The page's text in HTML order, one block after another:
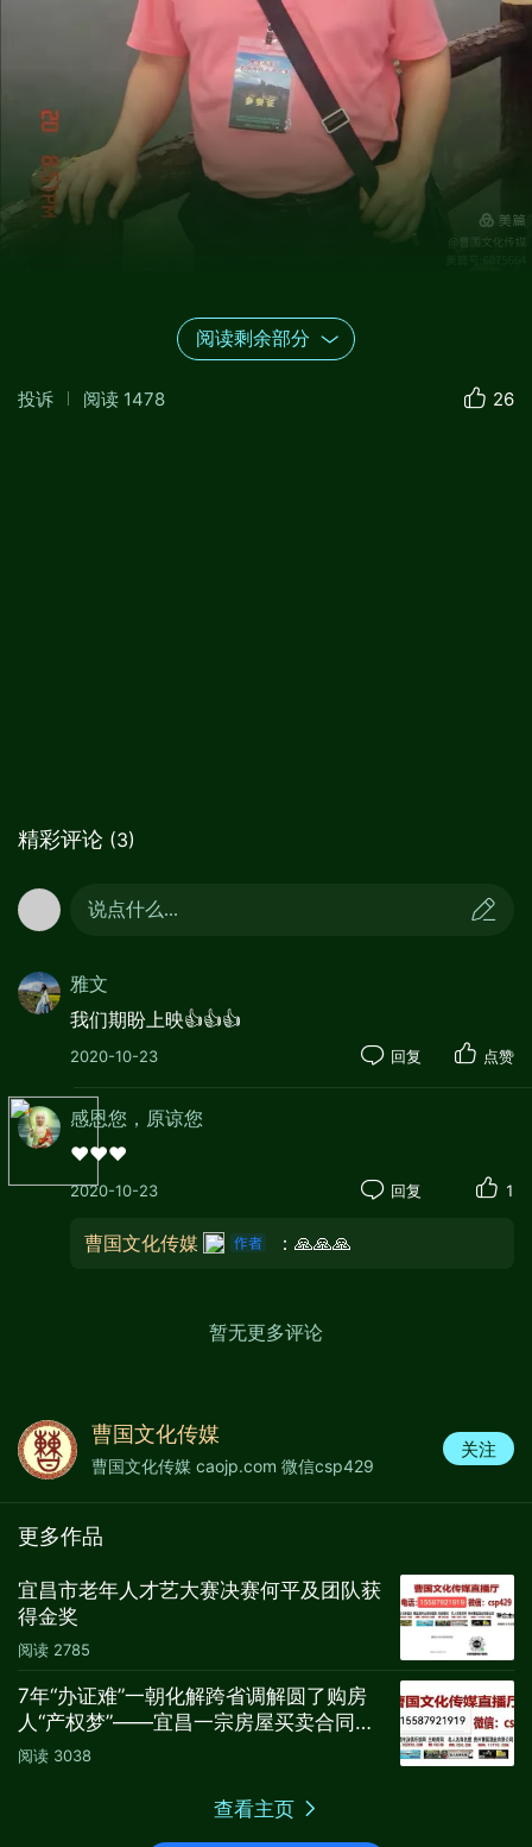
协第六届委员、省作协文学百人工程成员、省文艺
外版》《21世纪年度散文选》《中国美文21世纪十
萃》及江苏、河南多省高考试卷。翻译有《肯尼迪
湾》等20部，其中《谁杀了潘巾莲》全网院线播
映，收视1亿+，《走进山楂树之恋》获中国电视艺
术协会金奖，《五百米八百米》获2016年第四届温
届法国维苏尔国际电影节最佳影片“金马车奖”及巴黎
语言学院奖。
电影《桃花鱼》主要讲述的是家境贫寒的曾想鱼，
因家庭变故与情感破裂从而堕落。直到2015年国家
开始精准扶贫，曾想鱼被定为省级贫困村的贫困
户，在电视台主持人刘颖结对帮扶下，依靠政策，
通过自家农家乐脱贫摘帽，并想办法带领邻居致
富。该影片由懿合鼎影视文化传媒（湖北）有限公
阅读剩余部分
投诉 阅读 1478 26
精彩评论 (3)
说点什么...
雅文
我们期盼上映👍👍👍
2020-10-23 回复 点赞
感恩您，原谅您
❤️❤️❤️
2020-10-23 回复 1
曹国文化传媒 ：🙏🙏🙏
暂无更多评论
曹国文化传媒
曹国文化传媒 caojp.com 微信csp429
关注
更多作品
宜昌市老年人才艺大赛决赛何平及团队获
得金奖
阅读 2785
7年“办证难”一朝化解跨省调解圆了购房
人“产权梦”——宜昌一宗房屋买卖合同纠
纷调解纪实
阅读 3038
查看主页